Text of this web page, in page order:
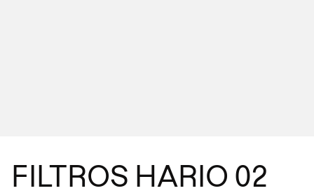
FILTROS HARIO 02